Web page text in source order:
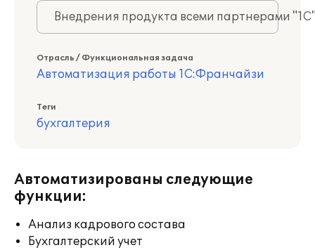
Внедрения продукта всеми партнерами
Отрасль / Функциональная задача
Автоматизация работы 1С:Франчайзи
Теги
бухгалтерия
Автоматизированы следующие
функции:
Анализ кадрового состава
Бухгалтерский учет